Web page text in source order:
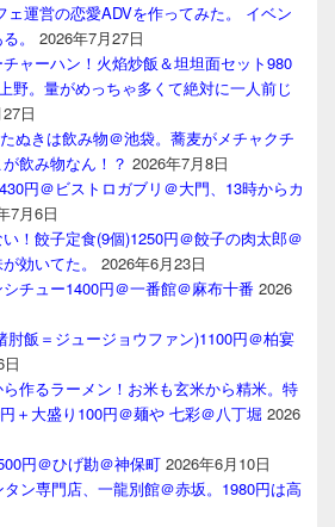
ェ運営の恋愛ADVを作ってみた。 イベン
。
2026年7月27日
ャーハン！火焰炒飯＆坦坦面セット980
野。量がめっちゃ多くて絶対に一人前じ
日
ぬきは飲み物＠池袋。蕎麦がメチャクチ
飲み物なん！？ 2026年7月8日
円＠ビストロガブリ＠大門、13時からカ
7月6日
！餃子定食(9個)1250円＠餃子の肉太郎＠
効いてた。
2026年6月23日
チュー1400円＠一番館＠麻布十番 2026
肘飯＝ジュージョウファン)1100円＠柏宴
作るラーメン！お米も玄米から精米。特
＋大盛り100円＠麺や 七彩＠八丁堀 2026
円＠ひげ勘＠神保町 2026年6月10日
ン専門店、一龍別館＠赤坂。1980円は高